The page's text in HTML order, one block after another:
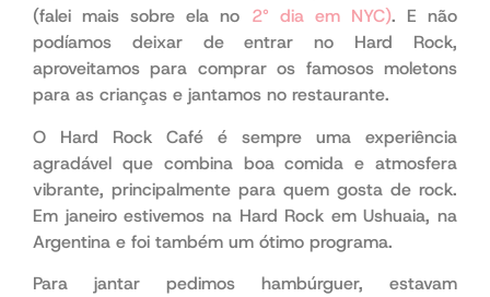
(falei mais sobre ela no 2° dia em NYC). E não
podíamos deixar de entrar no Hard Rock,
aproveitamos para comprar os famosos moletons
para as crianças e jantamos no restaurante.
O Hard Rock Café é sempre uma experiência
agradável que combina boa comida e atmosfera
vibrante, principalmente para quem gosta de rock.
Em janeiro estivemos na Hard Rock em Ushuaia, na
Argentina e foi também um ótimo programa.
Para jantar pedimos hambúrguer, estavam